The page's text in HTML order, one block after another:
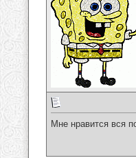
Мне нравится вся